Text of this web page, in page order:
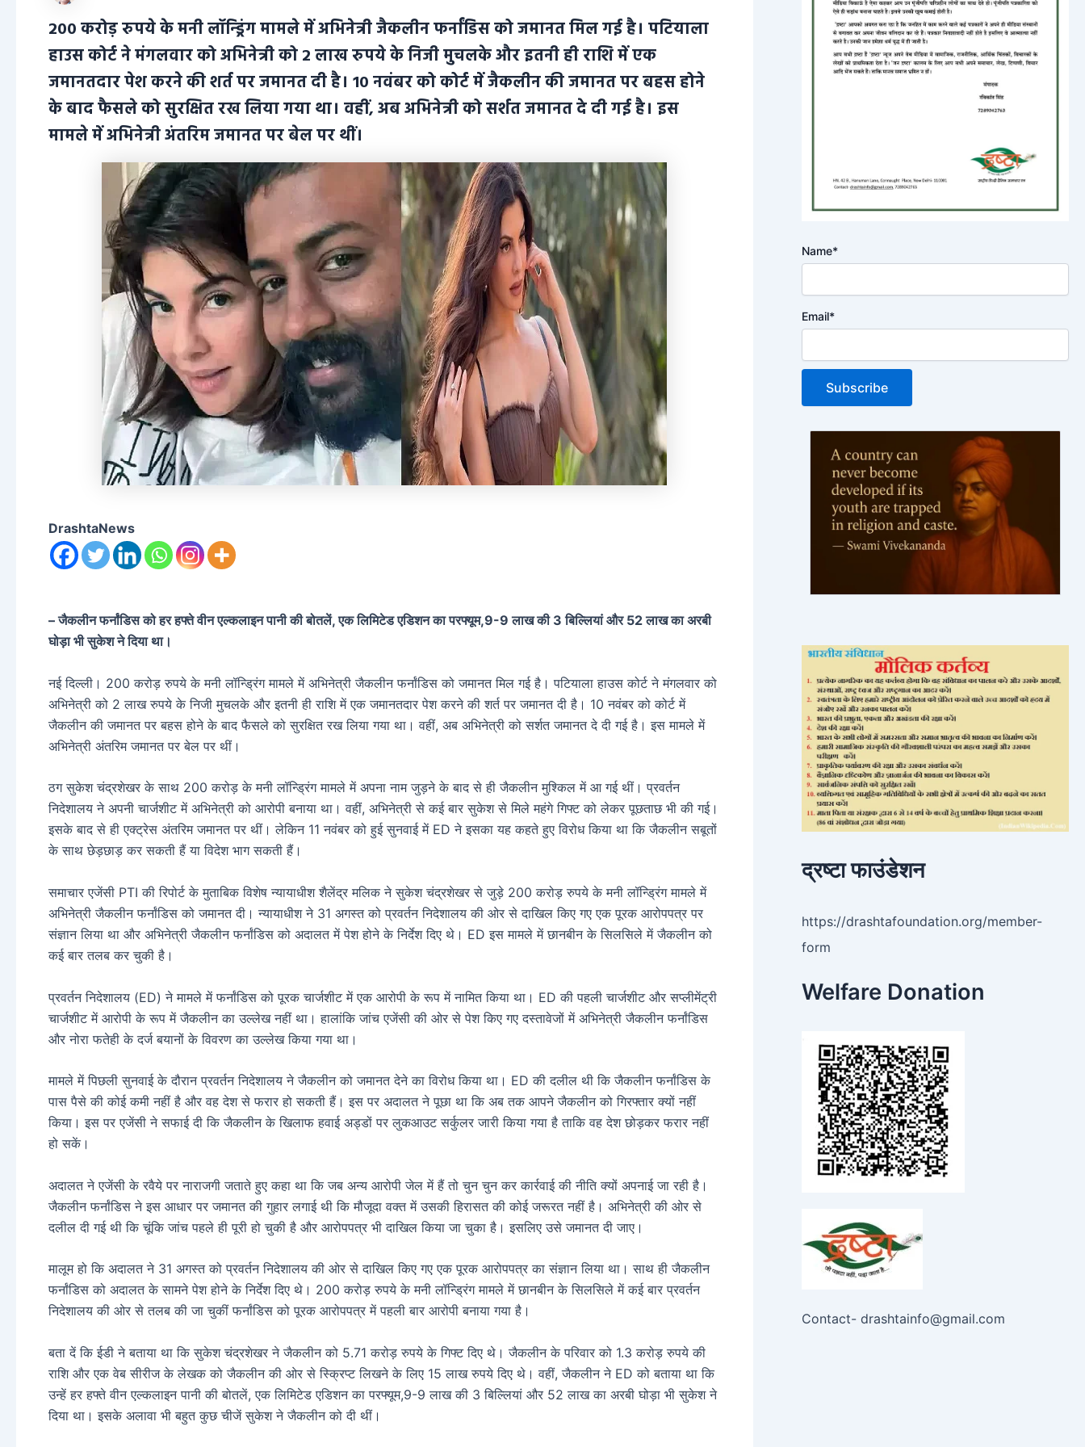
200 करोड़ रुपये के मनी लॉन्ड्रिंग मामले में अभिनेत्री जैकलीन फर्नांडिस को जमानत मिल गई है। पटियाला
हाउस कोर्ट ने मंगलवार को अभिनेत्री को 2 लाख रुपये के निजी मुचलके और इतनी ही राशि में एक
जमानतदार पेश करने की शर्त पर जमानत दी है। 10 नवंबर को कोर्ट में जैकलीन की जमानत पर बहस होने
के बाद फैसले को सुरक्षित रख लिया गया था। वहीं, अब अभिनेत्री को सर्शत जमानत दे दी गई है। इस
मामले में अभिनेत्री अंतरिम जमानत पर बेल पर थीं।
DrashtaNews
– जैकलीन फर्नांडिस को हर हफ्ते वीन एल्कलाइन पानी की बोतलें, एक लिमिटेड एडिशन का परफ्यूम,9-9 लाख की 3 बिल्लियां और 52 लाख का अरबी
घोड़ा भी सुकेश ने दिया था।
नई दिल्ली। 200 करोड़ रुपये के मनी लॉन्ड्रिंग मामले में अभिनेत्री जैकलीन फर्नांडिस को जमानत मिल गई है। पटियाला हाउस कोर्ट ने मंगलवार को
अभिनेत्री को 2 लाख रुपये के निजी मुचलके और इतनी ही राशि में एक जमानतदार पेश करने की शर्त पर जमानत दी है। 10 नवंबर को कोर्ट में
जैकलीन की जमानत पर बहस होने के बाद फैसले को सुरक्षित रख लिया गया था। वहीं, अब अभिनेत्री को सर्शत जमानत दे दी गई है। इस मामले में
अभिनेत्री अंतरिम जमानत पर बेल पर थीं।
ठग सुकेश चंद्रशेखर के साथ 200 करोड़ के मनी लॉन्ड्रिंग मामले में अपना नाम जुड़ने के बाद से ही जैकलीन मुश्किल में आ गई थीं। प्रवर्तन
निदेशालय ने अपनी चार्जशीट में अभिनेत्री को आरोपी बनाया था। वहीं, अभिनेत्री से कई बार सुकेश से मिले महंगे गिफ्ट को लेकर पूछताछ भी की गई।
इसके बाद से ही एक्ट्रेस अंतरिम जमानत पर थीं। लेकिन 11 नवंबर को हुई सुनवाई में ED ने इसका यह कहते हुए विरोध किया था कि जैकलीन सबूतों
के साथ छेड़छाड़ कर सकती हैं या विदेश भाग सकती हैं।
समाचार एजेंसी PTI की रिपोर्ट के मुताबिक विशेष न्यायाधीश शैलेंद्र मलिक ने सुकेश चंद्रशेखर से जुड़े 200 करोड़ रुपये के मनी लॉन्ड्रिंग मामले में
अभिनेत्री जैकलीन फर्नांडिस को जमानत दी। न्यायाधीश ने 31 अगस्त को प्रवर्तन निदेशालय की ओर से दाखिल किए गए एक पूरक आरोपपत्र पर
संज्ञान लिया था और अभिनेत्री जैकलीन फर्नांडिस को अदालत में पेश होने के निर्देश दिए थे। ED इस मामले में छानबीन के सिलसिले में जैकलीन को
कई बार तलब कर चुकी है।
प्रवर्तन निदेशालय (ED) ने मामले में फर्नांडिस को पूरक चार्जशीट में एक आरोपी के रूप में नामित किया था। ED की पहली चार्जशीट और सप्लीमेंट्री
चार्जशीट में आरोपी के रूप में जैकलीन का उल्लेख नहीं था। हालांकि जांच एजेंसी की ओर से पेश किए गए दस्तावेजों में अभिनेत्री जैकलीन फर्नांडिस
और नोरा फतेही के दर्ज बयानों के विवरण का उल्लेख किया गया था।
मामले में पिछली सुनवाई के दौरान प्रवर्तन निदेशालय ने जैकलीन को जमानत देने का विरोध किया था। ED की दलील थी कि जैकलीन फर्नांडिस के
पास पैसे की कोई कमी नहीं है और वह देश से फरार हो सकती हैं। इस पर अदालत ने पूछा था कि अब तक आपने जैकलीन को गिरफ्तार क्यों नहीं
किया। इस पर एजेंसी ने सफाई दी कि जैकलीन के खिलाफ हवाई अड्डों पर लुकआउट सर्कुलर जारी किया गया है ताकि वह देश छोड़कर फरार नहीं
हो सकें।
अदालत ने एजेंसी के रवैये पर नाराजगी जताते हुए कहा था कि जब अन्य आरोपी जेल में हैं तो चुन चुन कर कार्रवाई की नीति क्यों अपनाई जा रही है।
जैकलीन फर्नांडिस ने इस आधार पर जमानत की गुहार लगाई थी कि मौजूदा वक्त में उसकी हिरासत की कोई जरूरत नहीं है। अभिनेत्री की ओर से
दलील दी गई थी कि चूंकि जांच पहले ही पूरी हो चुकी है और आरोपपत्र भी दाखिल किया जा चुका है। इसलिए उसे जमानत दी जाए।
मालूम हो कि अदालत ने 31 अगस्त को प्रवर्तन निदेशालय की ओर से दाखिल किए गए एक पूरक आरोपपत्र का संज्ञान लिया था। साथ ही जैकलीन
फर्नांडिस को अदालत के सामने पेश होने के निर्देश दिए थे। 200 करोड़ रुपये के मनी लॉन्ड्रिंग मामले में छानबीन के सिलसिले में कई बार प्रवर्तन
निदेशालय की ओर से तलब की जा चुकीं फर्नांडिस को पूरक आरोपपत्र में पहली बार आरोपी बनाया गया है।
बता दें कि ईडी ने बताया था कि सुकेश चंद्रशेखर ने जैकलीन को 5.71 करोड़ रुपये के गिफ्ट दिए थे। जैकलीन के परिवार को 1.3 करोड़ रुपये की
राशि और एक वेब सीरीज के लेखक को जैकलीन की ओर से स्क्रिप्ट लिखने के लिए 15 लाख रुपये दिए थे। वहीं, जैकलीन ने ED को बताया था कि
उन्हें हर हफ्ते वीन एल्कलाइन पानी की बोतलें, एक लिमिटेड एडिशन का परफ्यूम,9-9 लाख की 3 बिल्लियां और 52 लाख का अरबी घोड़ा भी सुकेश ने
दिया था। इसके अलावा भी बहुत कुछ चीजें सुकेश ने जैकलीन को दी थीं।
Name*
Email*
द्रष्टा फाउंडेशन
https://drashtafoundation.org/member-
form
Welfare Donation
Contact- drashtainfo@gmail.com